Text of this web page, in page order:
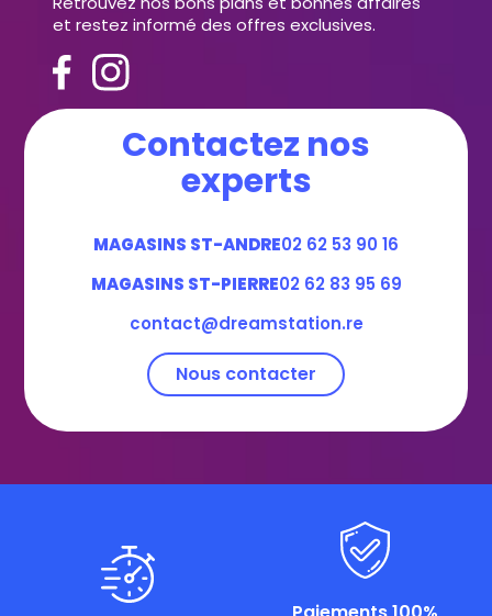
et restez informé des offres exclusives.
Contactez nos
experts
MAGASINS ST-ANDRE02 62 53 90 16
MAGASINS ST-PIERRE02 62 83 95 69
contact@dreamstation.re
Nous contacter